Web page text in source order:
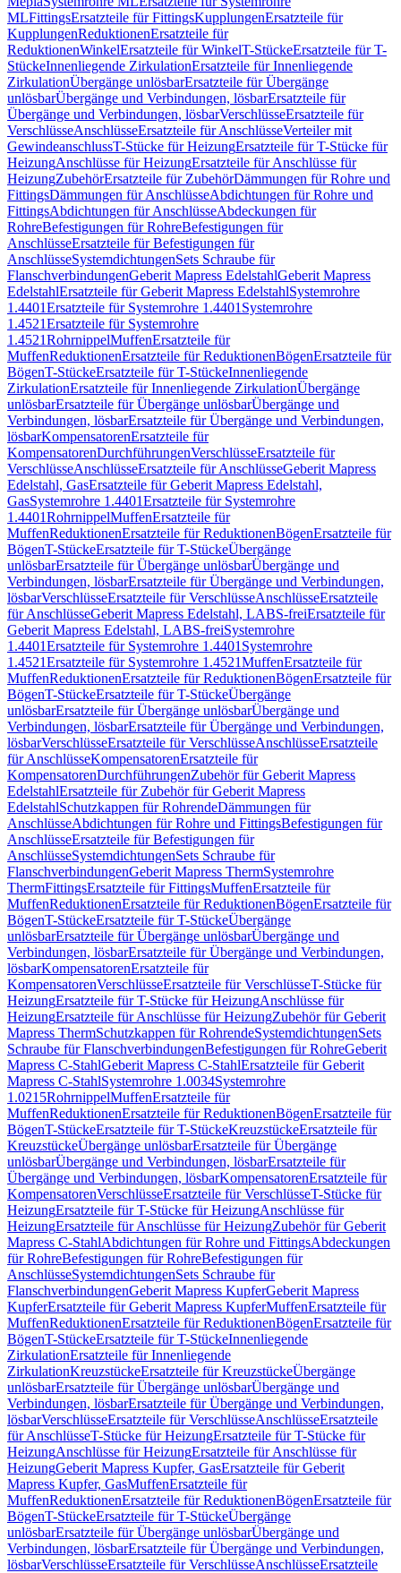
MLFittingsErsatzteile für FittingsKupplungenErsatzteile für
KupplungenReduktionenErsatzteile für
ReduktionenWinkelErsatzteile für WinkelT-StückeErsatzteile für T-
StückeInnenliegende ZirkulationErsatzteile für Innenliegende
ZirkulationÜbergänge unlösbarErsatzteile für Übergänge
unlösbarÜbergänge und Verbindungen, lösbarErsatzteile für
Übergänge und Verbindungen, lösbarVerschlüsseErsatzteile für
VerschlüsseAnschlüsseErsatzteile für AnschlüsseVerteiler mit
GewindeanschlussT-Stücke für HeizungErsatzteile für T-Stücke für
HeizungAnschlüsse für HeizungErsatzteile für Anschlüsse für
HeizungZubehörErsatzteile für ZubehörDämmungen für Rohre und
FittingsDämmungen für AnschlüsseAbdichtungen für Rohre und
FittingsAbdichtungen für AnschlüsseAbdeckungen für
RohreBefestigungen für RohreBefestigungen für
AnschlüsseErsatzteile für Befestigungen für
AnschlüsseSystemdichtungenSets Schraube für
FlanschverbindungenGeberit Mapress EdelstahlGeberit Mapress
EdelstahlErsatzteile für Geberit Mapress EdelstahlSystemrohre
1.4401Ersatzteile für Systemrohre 1.4401 Systemrohre
1.4521Ersatzteile für Systemrohre
1.4521RohrnippelMuffenErsatzteile für
MuffenReduktionenErsatzteile für ReduktionenBögenErsatzteile für
BögenT-StückeErsatzteile für T-StückeInnenliegende
ZirkulationErsatzteile für Innenliegende ZirkulationÜbergänge
unlösbarErsatzteile für Übergänge unlösbarÜbergänge und
Verbindungen, lösbarErsatzteile für Übergänge und Verbindungen,
lösbarKompensatorenErsatzteile für
KompensatorenDurchführungenVerschlüsseErsatzteile für
VerschlüsseAnschlüsseErsatzteile für AnschlüsseGeberit Mapress
Edelstahl, GasErsatzteile für Geberit Mapress Edelstahl,
GasSystemrohre 1.4401Ersatzteile für Systemrohre
1.4401RohrnippelMuffenErsatzteile für
MuffenReduktionenErsatzteile für ReduktionenBögenErsatzteile für
BögenT-StückeErsatzteile für T-StückeÜbergänge
unlösbarErsatzteile für Übergänge unlösbarÜbergänge und
Verbindungen, lösbarErsatzteile für Übergänge und Verbindungen,
lösbarVerschlüsseErsatzteile für VerschlüsseAnschlüsseErsatzteile
für AnschlüsseGeberit Mapress Edelstahl, LABS-freiErsatzteile für
Geberit Mapress Edelstahl, LABS-freiSystemrohre
1.4401Ersatzteile für Systemrohre 1.4401 Systemrohre
1.4521Ersatzteile für Systemrohre 1.4521MuffenErsatzteile für
MuffenReduktionenErsatzteile für ReduktionenBögenErsatzteile für
BögenT-StückeErsatzteile für T-StückeÜbergänge
unlösbarErsatzteile für Übergänge unlösbarÜbergänge und
Verbindungen, lösbarErsatzteile für Übergänge und Verbindungen,
lösbarVerschlüsseErsatzteile für VerschlüsseAnschlüsseErsatzteile
für AnschlüsseKompensatorenErsatzteile für
KompensatorenDurchführungenZubehör für Geberit Mapress
EdelstahlErsatzteile für Zubehör für Geberit Mapress
EdelstahlSchutzkappen für RohrendeDämmungen für
AnschlüsseAbdichtungen für Rohre und FittingsBefestigungen für
AnschlüsseErsatzteile für Befestigungen für
AnschlüsseSystemdichtungenSets Schraube für
FlanschverbindungenGeberit Mapress ThermSystemrohre
ThermFittingsErsatzteile für FittingsMuffenErsatzteile für
MuffenReduktionenErsatzteile für ReduktionenBögenErsatzteile für
BögenT-StückeErsatzteile für T-StückeÜbergänge
unlösbarErsatzteile für Übergänge unlösbarÜbergänge und
Verbindungen, lösbarErsatzteile für Übergänge und Verbindungen,
lösbarKompensatorenErsatzteile für
KompensatorenVerschlüsseErsatzteile für VerschlüsseT-Stücke für
HeizungErsatzteile für T-Stücke für HeizungAnschlüsse für
HeizungErsatzteile für Anschlüsse für HeizungZubehör für Geberit
Mapress ThermSchutzkappen für RohrendeSystemdichtungenSets
Schraube für FlanschverbindungenBefestigungen für RohreGeberit
Mapress C-StahlGeberit Mapress C-StahlErsatzteile für Geberit
Mapress C-StahlSystemrohre 1.0034Systemrohre
1.0215RohrnippelMuffenErsatzteile für
MuffenReduktionenErsatzteile für ReduktionenBögenErsatzteile für
BögenT-StückeErsatzteile für T-StückeKreuzstückeErsatzteile für
KreuzstückeÜbergänge unlösbarErsatzteile für Übergänge
unlösbarÜbergänge und Verbindungen, lösbarErsatzteile für
Übergänge und Verbindungen, lösbarKompensatorenErsatzteile für
KompensatorenVerschlüsseErsatzteile für VerschlüsseT-Stücke für
HeizungErsatzteile für T-Stücke für HeizungAnschlüsse für
HeizungErsatzteile für Anschlüsse für HeizungZubehör für Geberit
Mapress C-StahlAbdichtungen für Rohre und FittingsAbdeckungen
für RohreBefestigungen für RohreBefestigungen für
AnschlüsseSystemdichtungenSets Schraube für
FlanschverbindungenGeberit Mapress KupferGeberit Mapress
KupferErsatzteile für Geberit Mapress KupferMuffenErsatzteile für
MuffenReduktionenErsatzteile für ReduktionenBögenErsatzteile für
BögenT-StückeErsatzteile für T-StückeInnenliegende
ZirkulationErsatzteile für Innenliegende
ZirkulationKreuzstückeErsatzteile für KreuzstückeÜbergänge
unlösbarErsatzteile für Übergänge unlösbarÜbergänge und
Verbindungen, lösbarErsatzteile für Übergänge und Verbindungen,
lösbarVerschlüsseErsatzteile für VerschlüsseAnschlüsseErsatzteile
für AnschlüsseT-Stücke für HeizungErsatzteile für T-Stücke für
HeizungAnschlüsse für HeizungErsatzteile für Anschlüsse für
HeizungGeberit Mapress Kupfer, GasErsatzteile für Geberit
Mapress Kupfer, GasMuffenErsatzteile für
MuffenReduktionenErsatzteile für ReduktionenBögenErsatzteile für
BögenT-StückeErsatzteile für T-StückeÜbergänge
unlösbarErsatzteile für Übergänge unlösbarÜbergänge und
Verbindungen, lösbarErsatzteile für Übergänge und Verbindungen,
lösbarVerschlüsseErsatzteile für VerschlüsseAnschlüsseErsatzteile